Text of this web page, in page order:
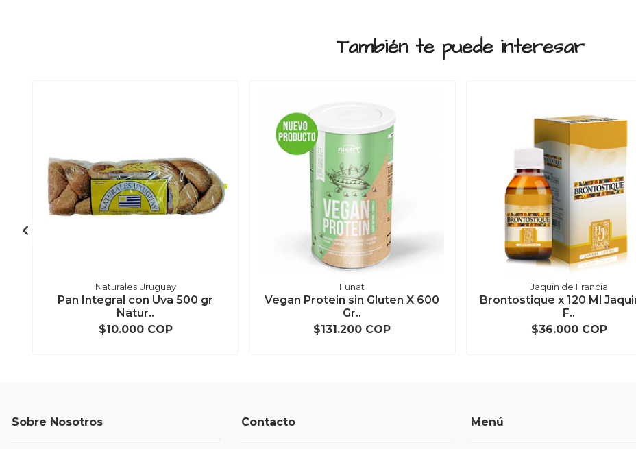
También te puede interesar
Naturales Uruguay
Pan Integral con Uva 500 gr
Natur..
$10.000 COP
Funat
Vegan Protein sin Gluten X 600
Gr..
$131.200 COP
Jaquin de Francia
Brontostique x 120 Ml
F..
$36.000 COP
Sobre Nosotros Contacto Menú